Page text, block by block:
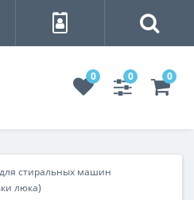
0 0 0
стиральных машин
люка)